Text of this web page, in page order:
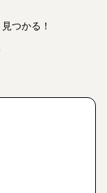
つかる！